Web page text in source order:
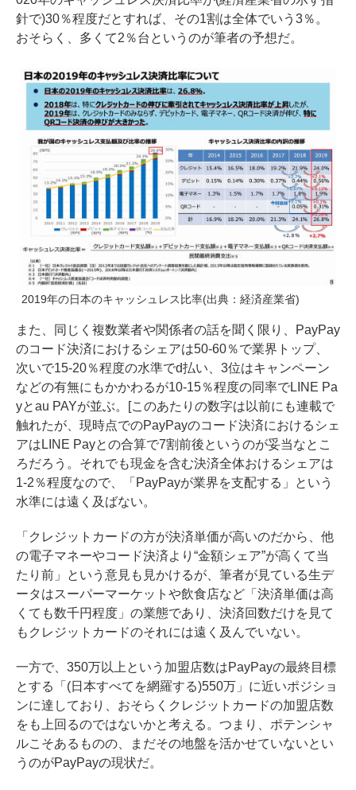
針で)30％程度だとすれば、その1割は全体でいう3％。
おそらく、多くて2％台というのが筆者の予想だ。
2019年の日本のキャッシュレス比率(出典：経済産業省)
また、同じく複数業者や関係者の話を聞く限り、PayPay
のコード決済におけるシェアは50-60％で業界トップ、
次いで15-20％程度の水準でd払い、3位はキャンペーン
などの有無にもかかわるが10-15％程度の同率でLINE Pa
yとau PAYが並ぶ。[このあたりの数字は以前にも連載で
触れたが、現時点でのPayPayのコード決済におけるシェ
アはLINE Payとの合算で7割前後というのが妥当なとこ
ろだろう。それでも現金を含む決済全体おけるシェアは
1-2％程度なので、「PayPayが業界を支配する」という
水準には遠く及ばない。
「クレジットカードの方が決済単価が高いのだから、他
の電子マネーやコード決済より“金額シェア”が高くて当
たり前」という意見も見かけるが、筆者が見ている生デ
ータはスーパーマーケットや飲食店など「決済単価は高
くても数千円程度」の業態であり、決済回数だけを見て
もクレジットカードのそれには遠く及んでいない。
一方で、350万以上という加盟店数はPayPayの最終目標
とする「(日本すべてを網羅する)550万」に近いポジショ
ンに達しており、おそらくクレジットカードの加盟店数
をも上回るのではないかと考える。つまり、ポテンシャ
ルこそあるものの、まだその地盤を活かせていないとい
うのがPayPayの現状だ。